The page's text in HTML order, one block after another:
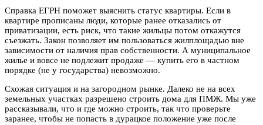
Справка ЕГРН поможет выяснить статус квартиры. Если в
квартире прописаны люди, которые ранее отказались от
приватизации, есть риск, что такие жильцы потом откажутся
съезжать. Закон позволяет им пользоваться жилплощадью вне
зависимости от наличия прав собственности. А муниципальное
жилье и вовсе не подлежит продаже — купить его в частном
порядке (не у государства) невозможно.
Схожая ситуация и на загородном рынке. Далеко не на всех
земельных участках разрешено строить дома для ПМЖ. Мы уже
рассказывали, что и где можно строить, так что проверьте
заранее, чтобы не попасть в дурацкое положение уже после